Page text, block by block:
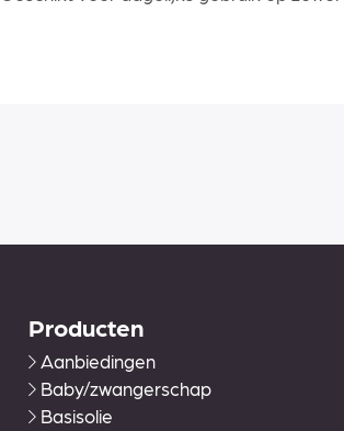
Producten
Aanbiedingen
Baby/zwangerschap
Basisolie